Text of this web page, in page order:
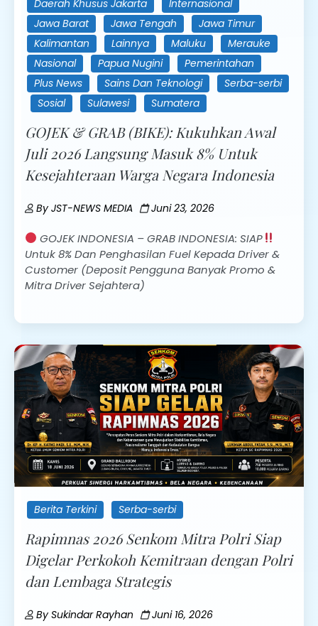
Daerah Khusus Jakarta
Internasional
Jawa Barat
Jawa Tengah
Jawa Timur
Kalimantan
Lainnya Maluku
Merauke
Nasional
Papua Nugini
Pemerintahan
Plus News
Sains Dan Teknologi
Serba-serbi
Sosial
Sulawesi Sumatera
GOJEK & GRAB (BIKE): Kukuhkan Awal
Juli 2026 Langsung Masuk 8% Untuk
Kesejahteraan Warga Negara Indonesia
ByJST-NEWS MEDIA Juni 23, 2026
GOJEK INDONESIA – GRAB INDONESIA: SIAP
Untuk 8% Dan Penghasilan Fuel Kepada Driver &
Customer (Deposit Pengguna Banyak Promo &
Mitra Driver Sejahtera)
Berita Terkini Serba-serbi
Rapimnas 2026 Senkom Mitra Polri Siap
Digelar Perkokoh Kemitraan dengan Polri
dan Lembaga Strategis
BySukindar Rayhan Juni 16, 2026